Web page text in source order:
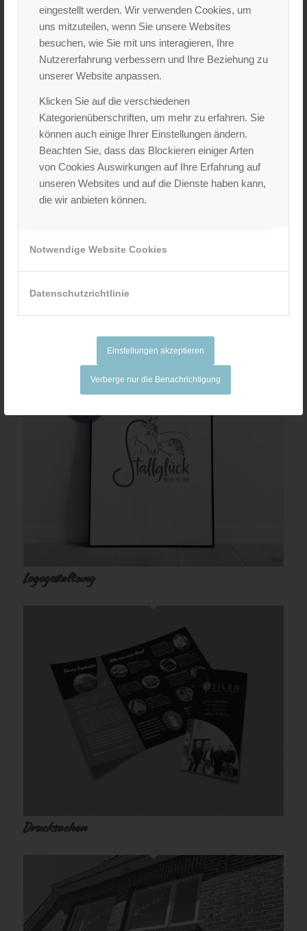
eingestellt werden. Wir verwenden Cookies, um
uns mitzuteilen, wenn Sie unsere Websites
besuchen, wie Sie mit uns interagieren, Ihre
Nutzererfahrung verbessern und Ihre Beziehung zu
unserer Website anpassen.
Klicken Sie auf die verschiedenen
Kategorienüberschriften, um mehr zu erfahren. Sie
können auch einige Ihrer Einstellungen ändern.
Beachten Sie, dass das Blockieren einiger Arten
von Cookies Auswirkungen auf Ihre Erfahrung auf
unseren Websites und auf die Dienste haben kann,
die wir anbieten können.
Notwendige Website Cookies
Datenschutzrichtlinie
Einstellungen akzeptieren
Verberge nur die Benachrichtigung
Rollup
Logogestaltung
Drucksachen